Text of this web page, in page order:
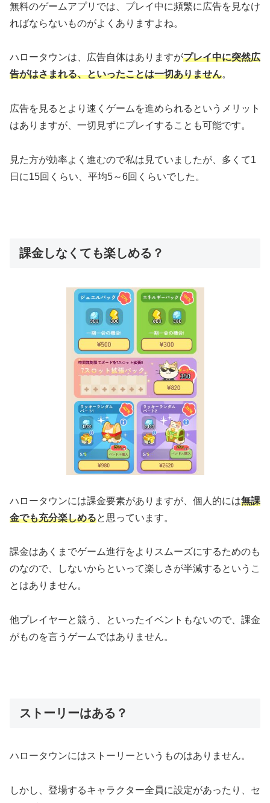
無料のゲームアプリでは、プレイ中に頻繁に広告を見なけ
ればならないものがよくありますよね。
ハロータウンは、広告自体はありますがプレイ中に突然広
告がはさまれる、といったことは一切ありません。
広告を見るとより速くゲームを進められるというメリット
はありますが、一切見ずにプレイすることも可能です。
見た方が効率よく進むので私は見ていましたが、多くて1
日に15回くらい、平均5～6回くらいでした。
課金しなくても楽しめる？
ハロータウンには課金要素がありますが、個人的には無課
金でも充分楽しめると思っています。
課金はあくまでゲーム進行をよりスムーズにするためのも
のなので、しないからといって楽しさが半減するというこ
とはありません。
他プレイヤーと競う、といったイベントもないので、課金
がものを言うゲームではありません。
ストーリーはある？
ハロータウンにはストーリーというものはありません。
しかし、登場するキャラクター全員に設定があったり、セ